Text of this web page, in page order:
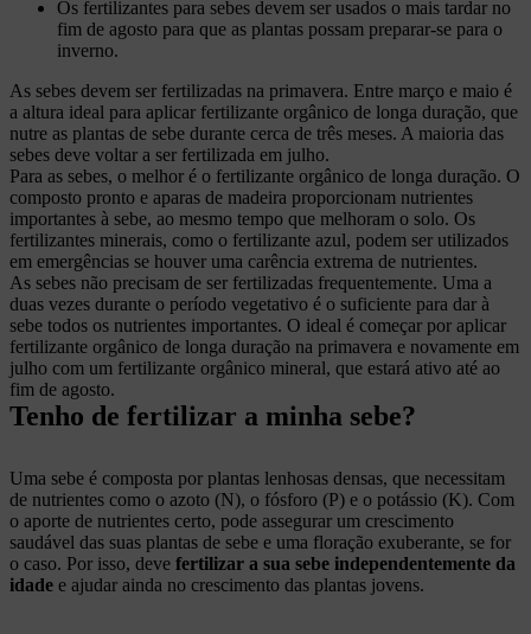
Os fertilizantes para sebes devem ser usados o mais tardar no
fim de agosto para que as plantas possam preparar-se para o
inverno.
As sebes devem ser fertilizadas na primavera. Entre março e maio é
a altura ideal para aplicar fertilizante orgânico de longa duração, que
nutre as plantas de sebe durante cerca de três meses. A maioria das
sebes deve voltar a ser fertilizada em julho.
Para as sebes, o melhor é o fertilizante orgânico de longa duração. O
composto pronto e aparas de madeira proporcionam nutrientes
importantes à sebe, ao mesmo tempo que melhoram o solo. Os
fertilizantes minerais, como o fertilizante azul, podem ser utilizados
em emergências se houver uma carência extrema de nutrientes.
As sebes não precisam de ser fertilizadas frequentemente. Uma a
duas vezes durante o período vegetativo é o suficiente para dar à
sebe todos os nutrientes importantes. O ideal é começar por aplicar
fertilizante orgânico de longa duração na primavera e novamente em
julho com um fertilizante orgânico mineral, que estará ativo até ao
fim de agosto.
Tenho de fertilizar a minha sebe?
Uma sebe é composta por plantas lenhosas densas, que necessitam
de nutrientes como o azoto (N), o fósforo (P) e o potássio (K). Com
o aporte de nutrientes certo, pode assegurar um crescimento
saudável das suas plantas de sebe e uma floração exuberante, se for
o caso. Por isso, deve fertilizar a sua sebe independentemente da
idade e ajudar ainda no crescimento das plantas jovens.